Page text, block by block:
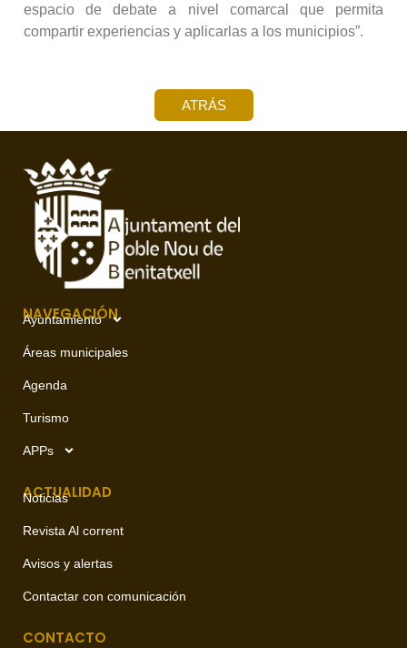
espacio de debate a nivel comarcal que permita
compartir experiencias y aplicarlas a los municipios”.
ATRÁS
NAVEGACIÓN
Ayuntamiento
Áreas municipales
Agenda
Turismo
APPs
ACTUALIDAD
Noticias
Revista Al corrent
Avisos y alertas
Contactar con comunicación
CONTACTO